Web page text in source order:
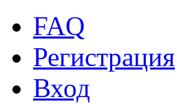
FAQ
Регистрация
Вход